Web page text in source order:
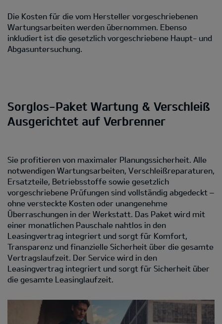
Die Kosten für die vom Hersteller vorgeschriebenen
Wartungsarbeiten werden übernommen. Ebenso
inkludiert ist die gesetzlich vorgeschriebene Haupt- und
Abgasuntersuchung.
Sorglos-Paket Wartung & Verschleiß
Ausgerichtet auf Verbrenner
Sie profitieren von maximaler Planungssicherheit. Alle
notwendigen Wartungsarbeiten, Verschleißreparaturen,
Ersatzteile, Betriebsstoffe sowie gesetzlich
vorgeschriebene Prüfungen sind vollständig abgedeckt –
ohne versteckte Kosten oder unangenehme
Überraschungen in der Werkstatt. Das Paket wird mit
einer monatlichen Pauschale nahtlos in den
Leasingvertrag integriert und sorgt für Komfort,
Transparenz und finanzielle Sicherheit über die gesamte
Vertragslaufzeit. Der Service wird in den
Leasingvertrag integriert und sorgt für Sicherheit über
die gesamte Leasinglaufzeit.